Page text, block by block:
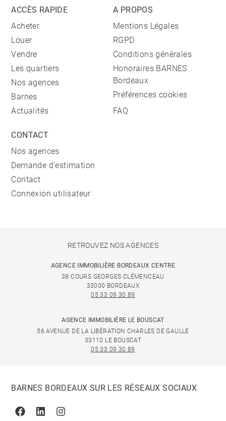
ACCÈS RAPIDE
Acheter
Louer
Vendre
Les quartiers
Nos agences
Barnes
Actualités
A PROPOS
Mentions Légales
RGPD
Conditions générales
Honoraires BARNES
Bordeaux
Préférences cookies
FAQ
CONTACT
Nos agences
Demande d'estimation
Contact
Connexion utilisateur
RETROUVEZ NOS AGENCES
AGENCE IMMOBILIÈRE BORDEAUX CENTRE
38 COURS GEORGES CLÉMENCEAU
33000 BORDEAUX
05 33 09 30 89
AGENCE IMMOBILIÈRE LE BOUSCAT
56 AVENUE DE LA LIBÉRATION CHARLES DE GAULLE
33110 LE BOUSCAT
05 33 09 30 89
BARNES BORDEAUX SUR LES RÉSEAUX SOCIAUX
FacebookLinkedinInstagram